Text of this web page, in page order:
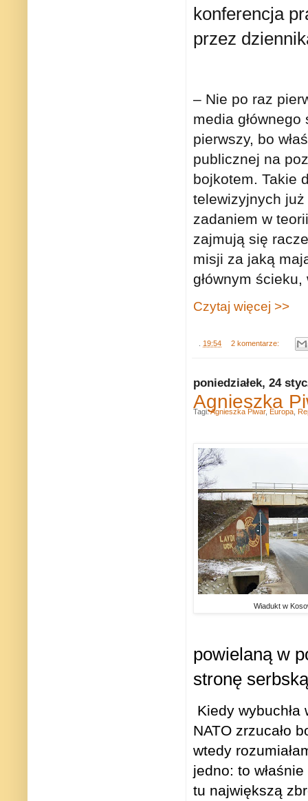
konferencja
przez
– Nie po raz
media
pierwszy, bo
publicznej na
bojkotem. Takie
telewizyjnych już
zadaniem w
zajmują się
misji za jaką
głównym
Czytaj więcej >>
19:54 2 komentarze:
poniedziałek, 24
Agnieszka
Wiadukt w
powielaną w
stronę
Kiedy wybuchła
NATO zrzucało
wtedy
jedno: to
tu największą
Tagi:Agnieszka Piwar, Europa